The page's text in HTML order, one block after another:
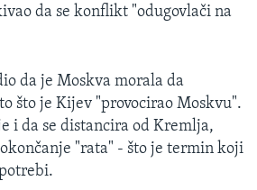
da se konflikt "odugovlači na
da je Moskva morala da
što je Kijev "provocirao Moskvu".
i da se distancira od Kremlja,
"rata" - što je termin koji